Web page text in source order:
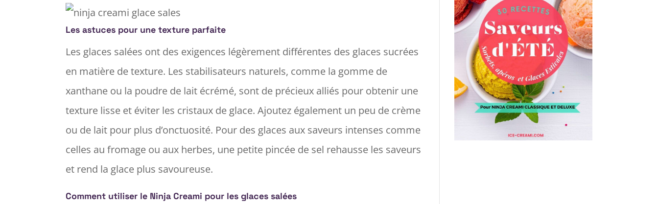
Les astuces pour une texture parfaite
Les glaces salées ont des exigences légèrement différentes des glaces sucrées
en matière de texture. Les stabilisateurs naturels, comme la gomme de
xanthane ou la poudre de lait écrémé, sont de précieux alliés pour obtenir une
texture lisse et éviter les cristaux de glace. Ajoutez également un peu de crème
ou de lait pour plus d’onctuosité. Pour des glaces aux saveurs intenses comme
celles au fromage ou aux herbes, une petite pincée de sel rehausse les saveurs
et rend la glace plus savoureuse.
Comment utiliser le Ninja Creami pour les glaces salées